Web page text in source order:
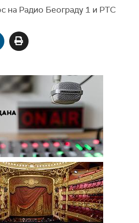
на Радио Београду 1 и РТС